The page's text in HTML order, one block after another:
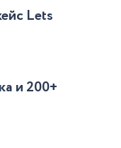
Lets
и 200+